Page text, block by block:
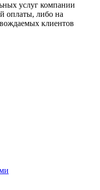
услуг компании
оплаты, либо на
клиентов